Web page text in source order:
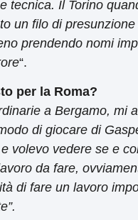
tecnica. Il Torino
un filo di
prendendo nomi
“.
per la Roma?
a Bergamo, mi
di giocare di
volevo vedere se e
da fare,
di fare un lavoro